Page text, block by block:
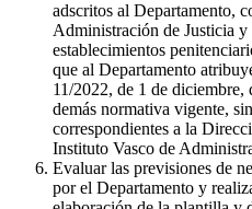
adscritos al Departamento,
Administración de Justicia
establecimientos
que al Departamento
11/2022, de 1 de
demás normativa vigente,
correspondientes a la
Instituto Vasco de
Evaluar las previsiones de
por el Departamento y